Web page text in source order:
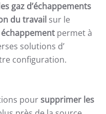
gaz d’échappements
du travail sur le
échappement permet à
solutions d’
configuration.
poursupprimer les